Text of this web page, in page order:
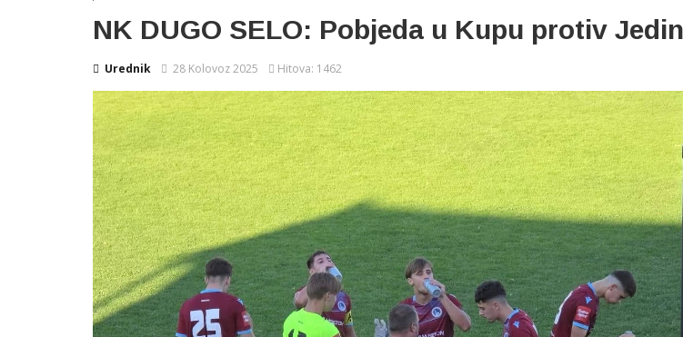
NK DUGO SELO: Pobjeda u Kupu protiv
Urednik 28 Kolovoz 2025 Hitova: 1462